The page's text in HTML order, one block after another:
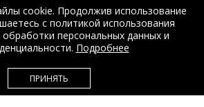
верхней одежды из меха и кожи
EDEM-ROOM 2011-2026
cookie. Продолжив использование
с политикой использования
персональных данных и
Подробнее
ПРИНЯТЬ